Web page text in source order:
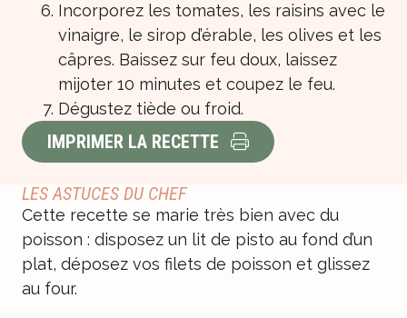
Incorporez les tomates, les raisins avec le
vinaigre, le sirop d’érable, les olives et les
câpres. Baissez sur feu doux, laissez
mijoter 10 minutes et coupez le feu.
Dégustez tiède ou froid.
IMPRIMER LA RECETTE
LES ASTUCES DU CHEF
Cette recette se marie très bien avec du
poisson : disposez un lit de pisto au fond d’un
plat, déposez vos filets de poisson et glissez
au four.